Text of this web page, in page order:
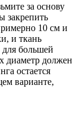
за основу
закрепить
10 см и
и ткань
для большей
диаметр должен
остается
варианте,